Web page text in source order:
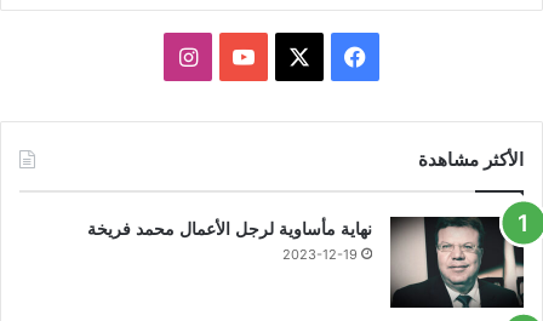
فيسبوك يوتيوبانستقرام
الأكثر مشاهدة
نهاية مأساوية لرجل الأعمال محمد فريخة
2023-12-19